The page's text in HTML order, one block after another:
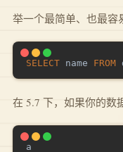
举一个最简单、也最容
SELECT name FROM
在 5.7 下，如果你的数
a